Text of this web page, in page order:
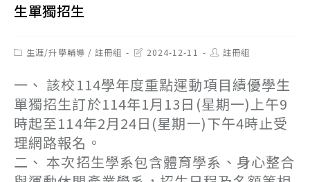
生單獨招生
Post生涯/升學輔導 / 註冊組
Post2024-12-11
Post註冊組
一、 該校114學年度重點運動項目績優學生
單獨招生訂於114年1月13日(星期一)上午9
時起至114年2月24日(星期一)下午4時止受
理網路報名。
二、 本次招生學系包含體育學系、身心整合